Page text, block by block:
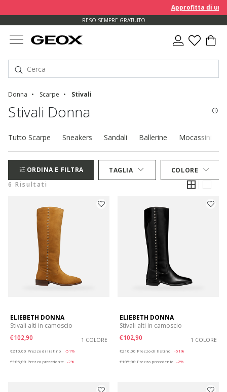
Approfitta di un
RESO SEMPRE GRATUITO
Donna Scarpe Stivali
Stivali Donna
Tutto Scarpe Sneakers Sandali Ballerine Mocassini
ORDINA E FILTRA TAGLIA
COLORE
6 Risultati
ELIEBETH DONNA
Stivali alti in camoscio
€102,90
1 COLORE
€210,00 Prezzo di listino
-51%
€105,00 Prezzo precedente -2%
ELIEBETH DONNA
Stivali alti in camoscio
€102,90
1 COLORE
€210,00 Prezzo di listino
-51%
€105,00 Prezzo precedente -2%